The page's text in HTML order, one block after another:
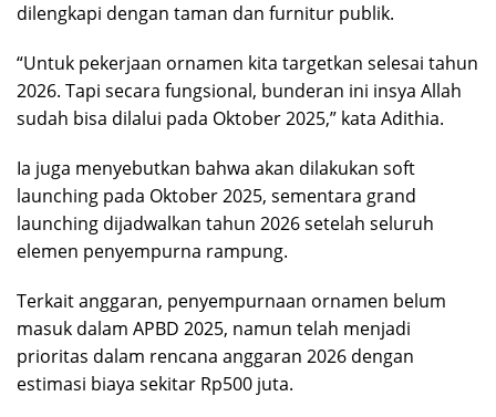
dilengkapi dengan taman dan furnitur publik.
“Untuk pekerjaan ornamen kita targetkan selesai tahun
2026. Tapi secara fungsional, bunderan ini insya Allah
sudah bisa dilalui pada Oktober 2025,” kata Adithia.
Ia juga menyebutkan bahwa akan dilakukan soft
launching pada Oktober 2025, sementara grand
launching dijadwalkan tahun 2026 setelah seluruh
elemen penyempurna rampung.
Terkait anggaran, penyempurnaan ornamen belum
masuk dalam APBD 2025, namun telah menjadi
prioritas dalam rencana anggaran 2026 dengan
estimasi biaya sekitar Rp500 juta.